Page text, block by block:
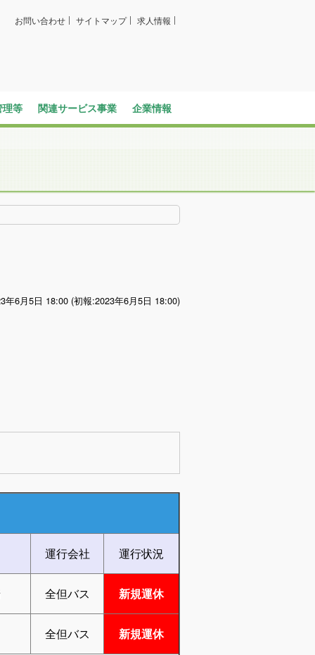
お問い合わせ サイトマップ 求人情報
理等 関連サービス事業 企業情報
年6月5日 18:00 (初報:2023年6月5日 18:00)
運行会社 運行状況
全但バス 新規運休
全但バス
新規運休